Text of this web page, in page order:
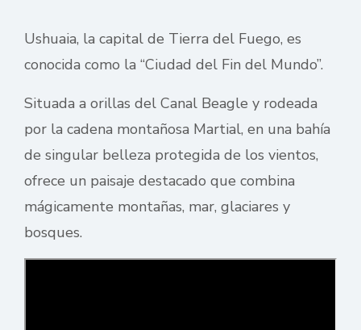
Ushuaia, la capital de Tierra del Fuego, es
conocida como la “Ciudad del Fin del Mundo”.
Situada a orillas del Canal Beagle y rodeada
por la cadena montañosa Martial, en una bahía
de singular belleza protegida de los vientos,
ofrece un paisaje destacado que combina
mágicamente montañas, mar, glaciares y
bosques.